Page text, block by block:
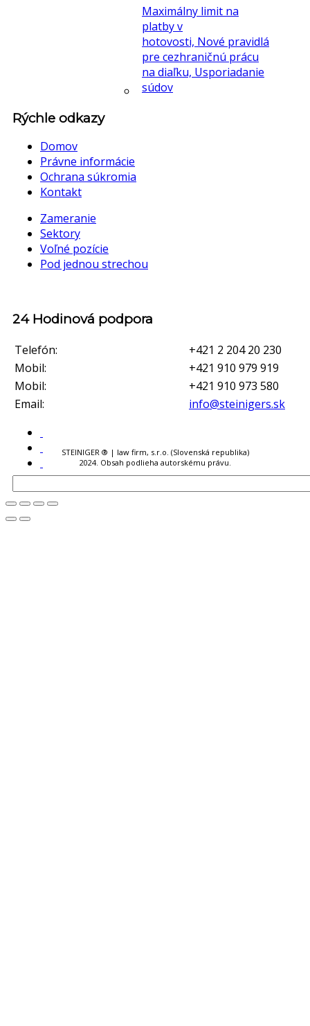
Maximálny limit na
platby v
hotovosti, Nové pravidlá
pre cezhraničnú prácu
na diaľku, Usporiadanie
súdov
Rýchle odkazy
Domov
Právne informácie
Ochrana súkromia
Kontakt
Zameranie
Sektory
Voľné pozície
Pod jednou strechou
24 Hodinová podpora
Telefón:
+421 2 204 20 230
Mobil:
+421 910 979 919
Mobil:
+421 910 973 580
Email:
info@steinigers.sk
STEINIGER ® | law firm, s.r.o. (Slovenská republika)
2024. Obsah podlieha autorskému právu.